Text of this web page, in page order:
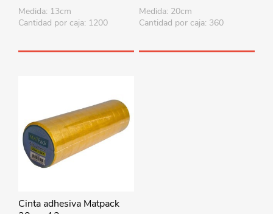
Medida: 13cm
Cantidad por caja: 1200
Medida: 20cm
Cantidad por caja: 360
Cinta adhesiva Matpack